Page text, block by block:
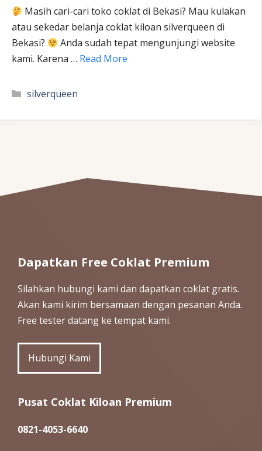
Masih cari-cari toko coklat di Bekasi? Mau kulakan
atau sekedar belanja coklat kiloan silverqueen di
Bekasi?
Anda sudah tepat mengunjungi website
kami. Karena … Read More
Kategori
silverqueen
Dapatkan Free Coklat Premium
Silahkan hubungi kami dan dapatkan coklat gratis.
Akan kami kirim bersamaan dengan pesanan Anda.
Free tester datang ke tempat kami.
Hubungi Kami
Pusat Coklat Kiloan Premium
0821-4053-6640